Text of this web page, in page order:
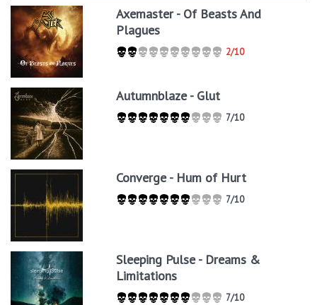
Axemaster - Of Beasts And
Plagues
2/10
Autumnblaze - Glut
7/10
Converge - Hum of Hurt
7/10
Sleeping Pulse - Dreams &
Limitations
7/10